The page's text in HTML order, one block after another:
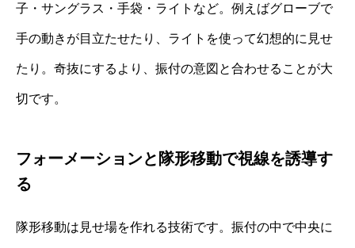
子・サングラス・手袋・ライトなど。例えばグローブで
手の動きが目立たせたり、ライトを使って幻想的に見せ
たり。奇抜にするより、振付の意図と合わせることが大
切です。
フォーメーションと隊形移動で視線を誘導す
る
隊形移動は見せ場を作れる技術です。振付の中で中央に